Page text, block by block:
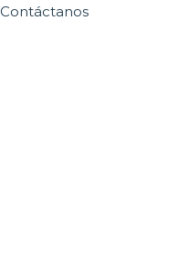
Contáctanos